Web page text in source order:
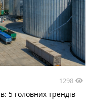
1298
5 головних трендів